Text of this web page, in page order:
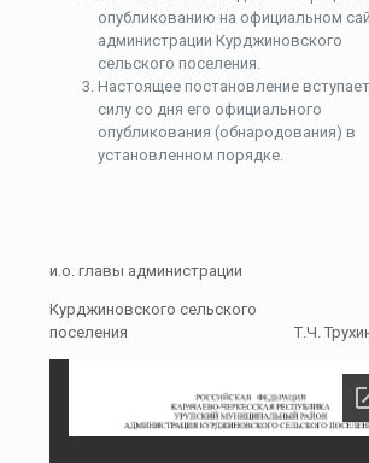
опубликованию на официальном
администрации Курджиновского
сельского поселения.
Настоящее постановление
силу со дня его официального
опубликования (обнародования) в
установленном порядке.
и.о. главы администрации
Курджиновского сельского
поселения Т.Ч.